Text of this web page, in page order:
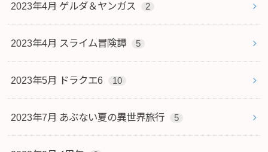
2023年4月 ゲルダ＆ヤンガス 2
2023年4月 スライム冒険譚 5
2023年5月 ドラクエ6 10
2023年7月 あぶない夏の異世界旅行 5